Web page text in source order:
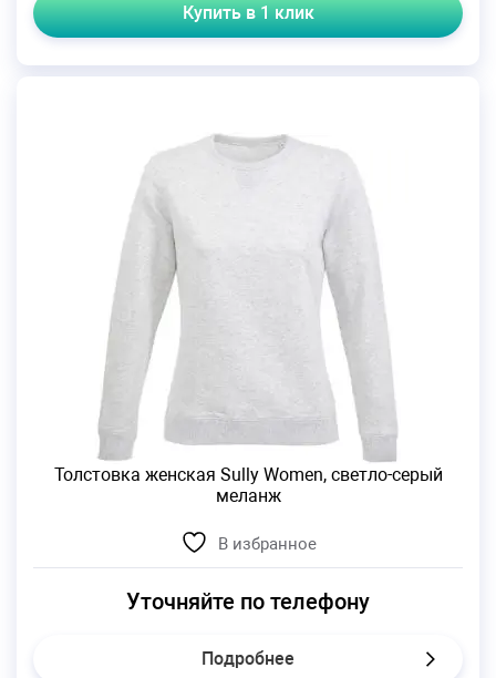
Купить в 1 клик
Толстовка женская Sully Women, светло-серый
меланж
В избранное
Уточняйте по телефону
Подробнее